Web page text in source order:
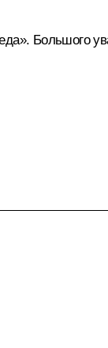
Большого